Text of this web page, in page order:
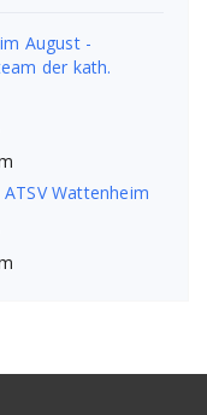
August -
der kath.
Wattenheim